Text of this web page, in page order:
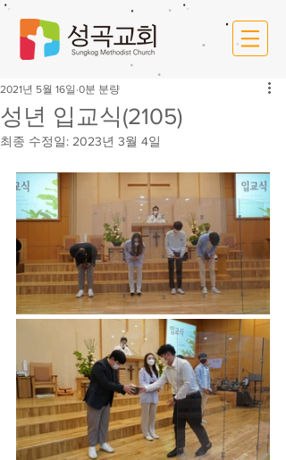
성년 입교식(2105)
2021년 5월 16일 0분 분량
최종 수정일: 2023년 3월 4일